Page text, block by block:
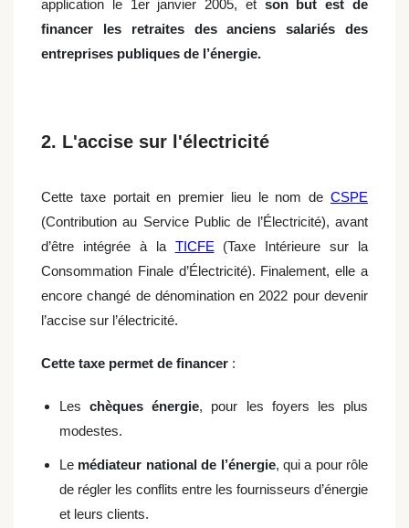
application le 1er janvier 2005, et son but est de
financer les retraites des anciens salariés des
entreprises publiques de l’énergie.
2. L'accise sur l'électricité
Cette taxe portait en premier lieu le nom de CSPE
(Contribution au Service Public de l’Électricité), avant
d’être intégrée à la TICFE (Taxe Intérieure sur la
Consommation Finale d’Électricité). Finalement, elle a
encore changé de dénomination en 2022 pour devenir
l’accise sur l’électricité.
Cette taxe permet de financer :
Leschèques énergie, pour les foyers les plus
modestes.
Le médiateur national de l’énergie, qui a pour rôle
de régler les conflits entre les fournisseurs d’énergie
et leurs clients.